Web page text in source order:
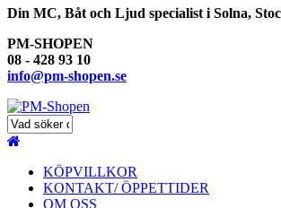
Din MC, Båt och Ljud specialist i Solna,
PM-SHOPEN
08 - 428 93 10
info@pm-shopen.se
KÖPVILLKOR
KONTAKT/ ÖPPETTIDER
OM OSS